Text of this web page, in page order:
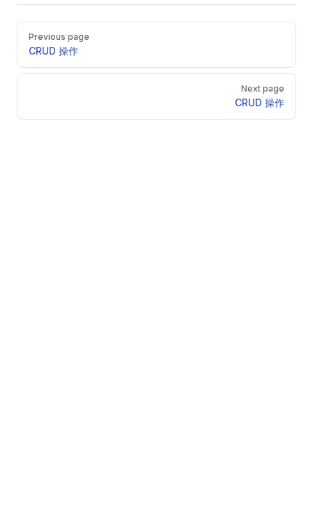
Pager
Previous page
CRUD 操作
Next page
CRUD 操作